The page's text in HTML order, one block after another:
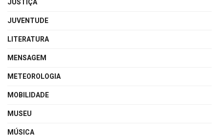
JUSTIÇA
JUVENTUDE
LITERATURA
MENSAGEM
METEOROLOGIA
MOBILIDADE
MUSEU
MÚSICA